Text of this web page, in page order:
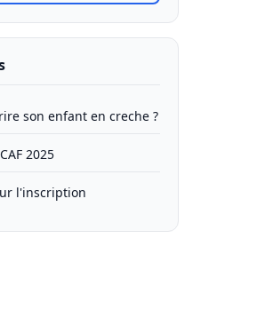
son enfant en creche ?
2025
l'inscription